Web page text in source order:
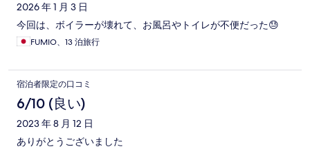
2026 年 1 月 3 日
今回は、ボイラーが壊れて、お風呂やトイレが不便だった😓
FUMIO、13 泊旅行
宿泊者限定の口コミ
6/10 (良い)
2023 年 8 月 12 日
ありがとうございました